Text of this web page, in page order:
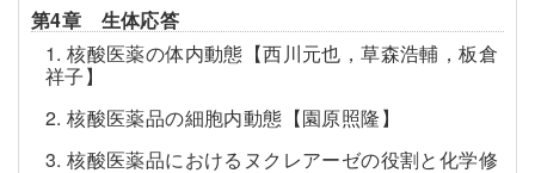
第4章 生体応答
1. 核酸医薬の体内動態【西川元也，草森浩輔，板倉
祥子】
2. 核酸医薬品の細胞内動態【園原照隆】
3. 核酸医薬品におけるヌクレアーゼの役割と化学修